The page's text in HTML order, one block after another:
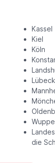
Kassel
Kiel
Köln
Lübeck
die